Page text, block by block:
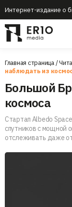
Интернет-издание о
Главная страница/
наблюдать из
Большой
космоса
Стартап Albedo
спутников с мощной
отслеживать даже